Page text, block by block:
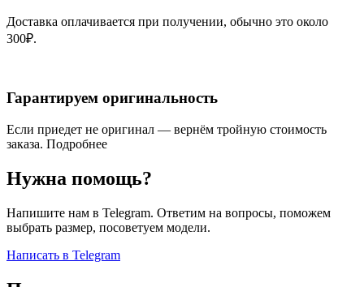
Доставка оплачивается при получении, обычно это около
300₽.
Гарантируем оригинальность
Если приедет не оригинал — вернём тройную стоимость
заказа. Подробнее
Нужна помощь?
Напишите нам в Telegram. Ответим на вопросы, поможем
выбрать размер, посоветуем модели.
Написать в Telegram